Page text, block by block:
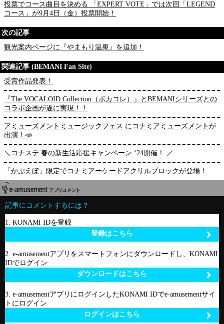
投票でコース曲目を決める 「EXPERT VOTE」では次回「LEGEND
コース」が9月4日（金）投票開始！
次の記事
観光案内ページに『やまもり温泉』を追加！
関連記事 (BEMANI Fan Site)
受賞作品発表！
『The VOCALOID Collection（ボカコレ）』とBEMANIシリーズとの
コラボ企画が遂に実現！！
アミューズメントミュージックフェス にコナミアミューズメントが
出演！📣
＼コナステ 春の新生活応援キャンペーン ‘24開催！ ／
「かぷえぼ」限定でコナミアーケードアクリルブロックが登場！
記事にコメントするには？
1. KONAMI IDを登録
登録はこちら
2. e-amusementアプリをスマートフォンにダウンロードし、KONAMI
IDでログイン
ダウンロードはこちら
3. e-amusementアプリにログインしたKONAMI IDでe-amusementサイ
トにログイン
ログインはこちら